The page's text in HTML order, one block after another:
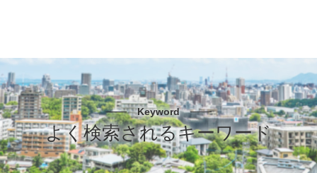
Keyword
よく検索されるキーワード